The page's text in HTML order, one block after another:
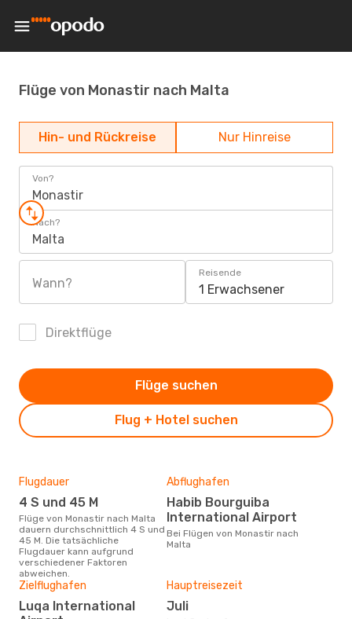
Flüge von Monastir nach Malta
Hin- und Rückreise Nur Hinreise
Von?
Monastir
Nach?
Malta
Wann?
Reisende
1 Erwachsener
Direktflüge
Flug + Hotel suchen
Flüge suchen
Flugdauer
4 S und 45 M
Flüge von Monastir nach Malta
dauern durchschnittlich 4 S und
45 M. Die tatsächliche
Flugdauer kann aufgrund
verschiedener Faktoren
abweichen.
Abflughafen
Habib Bourguiba
International Airport
Bei Flügen von Monastir nach
Malta
Zielflughafen
Luqa International
Hauptreisezeit
Juli